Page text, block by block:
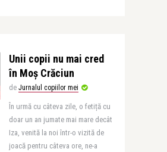
Unii copii nu mai cred
în Moș Crăciun
de Jurnalul copiilor mei
În urmă cu câteva zile, o fetiță cu
doar un an jumate mai mare decât
Iza, venită la noi într-o vizită de
joacă pentru câteva ore, ne-a